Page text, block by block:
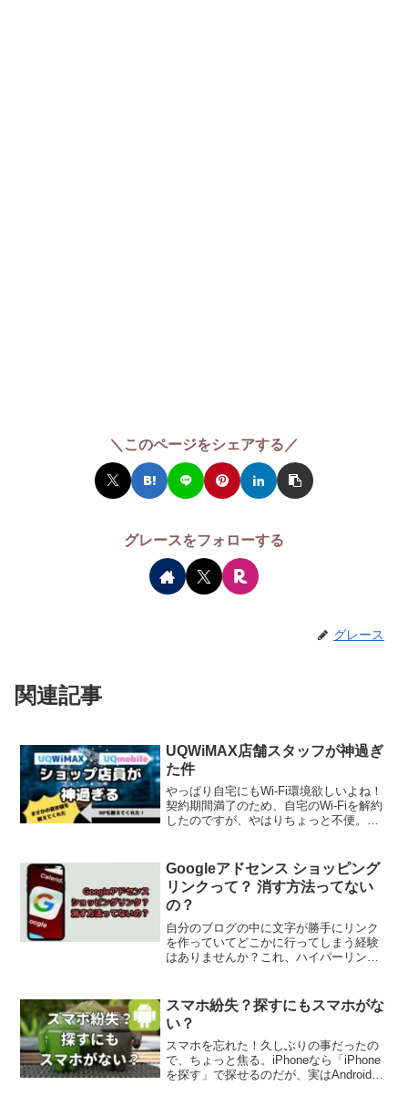
＼このページをシェアする／
グレースをフォローする
グレース
関連記事
UQWiMAX店舗スタッフが神過ぎ
た件
やっぱり自宅にもWi-Fi環境欲しいよね！
契約期間満了のため、自宅のWi-Fiを解約
したのですが、やはりちょっと不便。そ
イダーを見て店舗も回って色々考えてみ
ましたが、や...
Googleアドセンス ショッピング
リンクって？ 消す方法ってない
の？
自分のブログの中に文字が勝手にリンク
を作っていてどこかに行ってしまう経験
はありませんか？これ、ハイパーリンク
て、記事内の言葉でAmazonとかAppleに
誘導されま...
スマホ紛失？探すにもスマホがな
い？
スマホを忘れた！久しぶりの事だったの
で、ちょっと焦る。iPhoneなら「iPhone
を探す」で探せるのだが、実はAndroidも